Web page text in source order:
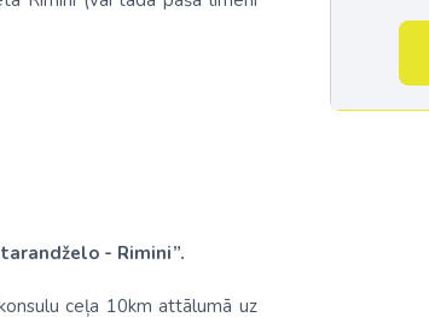
Singapūra
- Rimini”.
ceļa 10km attālumā uz